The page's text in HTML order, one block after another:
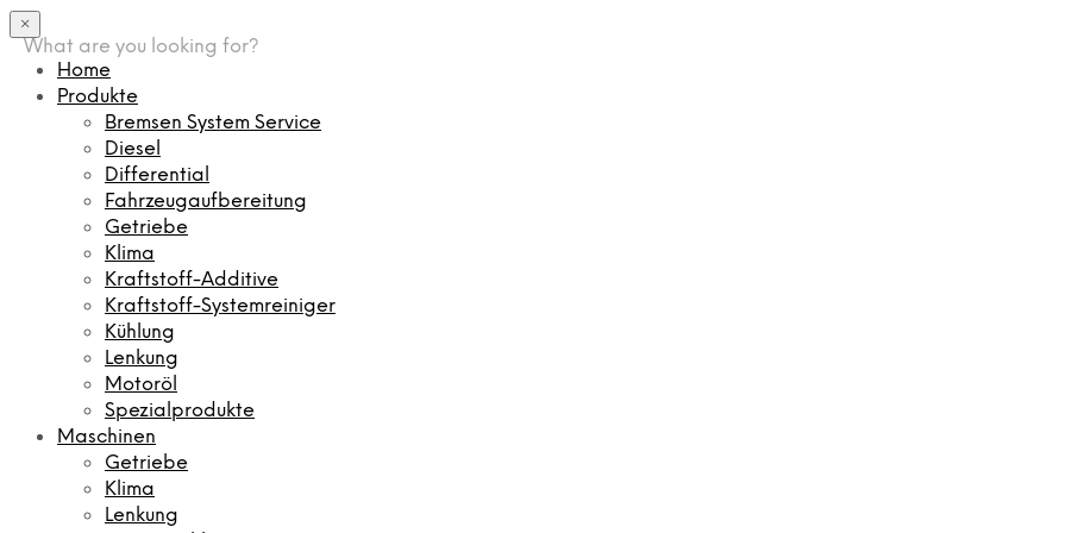
×
Home
Produkte
Bremsen System Service
Diesel
Differential
Fahrzeugaufbereitung
Getriebe
Klima
Kraftstoff-Additive
Kraftstoff-Systemreiniger
Kühlung
Lenkung
Motoröl
Spezialprodukte
Maschinen
Getriebe
Klima
Lenkung
What are you looking for?